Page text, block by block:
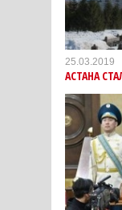
25.03.2019
АСТАНА